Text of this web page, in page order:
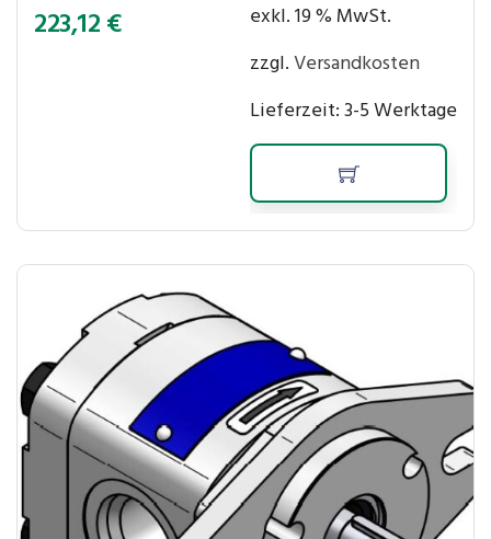
223,12€
exkl. 19 % MwSt.
zzgl.Versandkosten
Lieferzeit:3-5 Werktage